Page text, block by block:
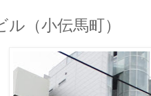
（小伝馬町）